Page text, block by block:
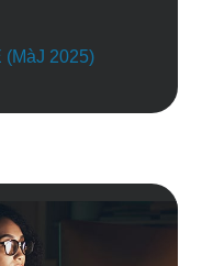
(MàJ 2025)